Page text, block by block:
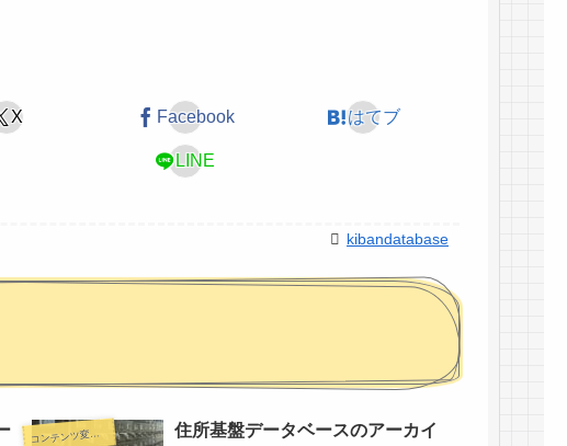
X Facebook はてブ
LINE
kibandatabase
コ
ンテンツ変更情報
住所基盤データベースのアーカイ